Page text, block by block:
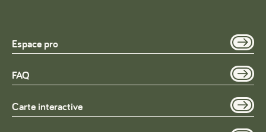
Espace pro
FAQ
Carte interactive